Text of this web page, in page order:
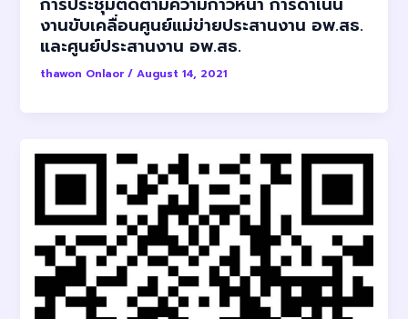
งานขับเคลื่อนศูนย์แม่ข่ายประสานงาน อพ.สธ.
และศูนย์ประสานงาน อพ.สธ.
thawon Onlaor/August 14, 2021